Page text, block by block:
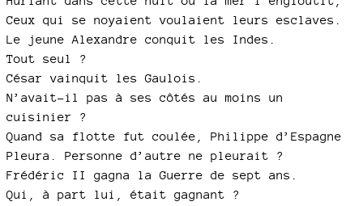
Ceux qui se noyaient voulaient leurs esclaves.
Le jeune Alexandre conquit les Indes.
Tout seul ?
César vainquit les Gaulois.
N’avait-il pas à ses côtés au moins un
cuisinier ?
Quand sa flotte fut coulée, Philippe d’Espagne
Pleura. Personne d’autre ne pleurait ?
Frédéric II gagna la Guerre de sept ans.
Qui, à part lui, était gagnant ?